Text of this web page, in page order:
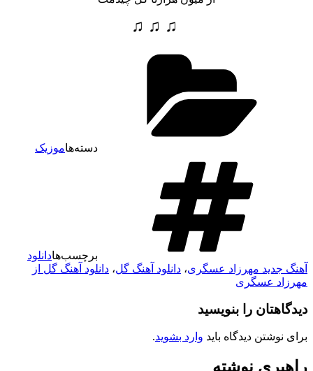
♫ ♫ ♫
دسته‌هاموزیک
برچسب‌هادانلود
آهنگ جدید مهرزاد عسگری، دانلود آهنگ گل، دانلود آهنگ گل از
مهرزاد عسگری
دیدگاهتان را بنویسید
برای نوشتن دیدگاه باید وارد بشوید.
راهبری نوشته